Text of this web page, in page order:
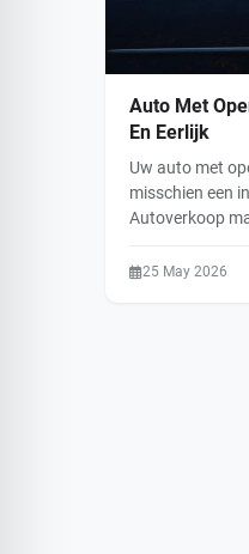
Auto Met
En Eerlijk
Uw auto met
misschien een
Autoverkoop
25 May 2026